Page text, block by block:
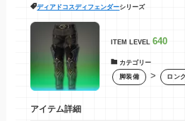
ディアドコスディフェンダーシリーズ
ITEM LEVEL 640
カテゴリー
脚装備 > ロン
アイテム詳細